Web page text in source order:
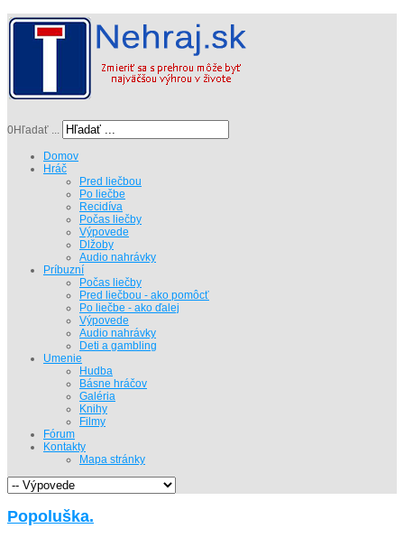
0Hľadať ...
Domov
Hráč
Pred liečbou
Po liečbe
Recidíva
Počas liečby
Výpovede
Dlžoby
Audio nahrávky
Príbuzní
Počas liečby
Pred liečbou - ako pomôcť
Po liečbe - ako ďalej
Výpovede
Audio nahrávky
Deti a gambling
Umenie
Hudba
Básne hráčov
Galéria
Knihy
Filmy
Fórum
Kontakty
Mapa stránky
Popoluška.